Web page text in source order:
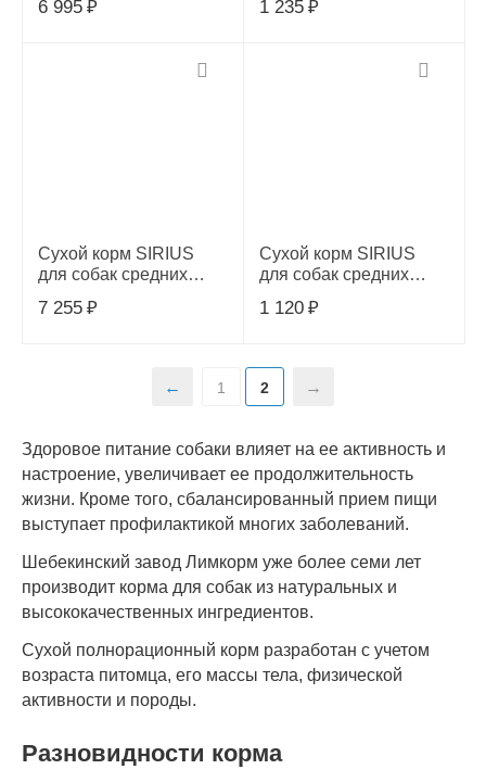
Здоровое питание собаки влияет на ее активность и
настроение, увеличивает ее продолжительность
жизни. Кроме того, сбалансированный прием пищи
выступает профилактикой многих заболеваний.
Шебекинский завод Лимкорм уже более семи лет
производит корма для собак из натуральных и
высококачественных ингредиентов.
Сухой полнорационный корм разработан с учетом
возраста питомца, его массы тела, физической
активности и породы.
Разновидности корма
овощами, 15 кг
6 995 ₽
активностью, 3 вида
1 235 ₽
Сухой корм SIRIUS
для собак средних
овощами, 12 кг
7 255 ₽
Сухой корм SIRIUS
для собак средних
овощами, 2 кг
1 120 ₽
1 2